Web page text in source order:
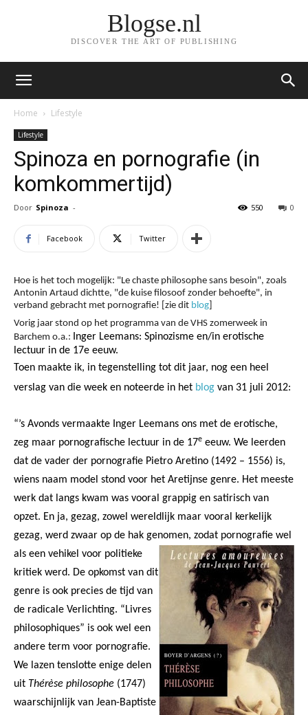
Blogse.nl
DISCOVER THE ART OF PUBLISHING
Home Lifestyle
Lifestyle
Spinoza en pornografie (in
komkommertijd)
Door Spinoza - 0
550
Facebook Twitter
Hoe is het toch mogelijk: "Le chaste philosophe sans besoin", zoals
Antonin Artaud dichtte, "de kuise filosoof zonder behoefte", in
verband gebracht met pornografie! [zie dit blog
Vorig jaar stond op het programma van de VHS zomerweek in
Barchem o.a.: Inger Leemans: Spinozisme en/in erotische
lectuur in de 17e eeuw.
Toen maakte ik, in tegenstelling tot dit jaar, nog een heel
verslag van die week en noteerde in het blog van 31 juli 2012:
“’s Avonds vermaakte Inger Leemans ons met de erotische,
zeg maar pornografische lectuur in de 17e eeuw. We leerden
dat de vader der pornografie Pietro Aretino (1492 – 1556) is,
wiens naam model stond voor het Aretijnse genre. Het meeste
werk dat langs kwam was vooral grappig en satirisch van
opzet. En ja, gezag, zowel wereldlijk maar vooral kerkelijk
gezag, werd zwaar op de hak genomen, zodat pornografie wel
als een vehikel voor politieke
kritiek werd. De opkomst van dit
genre is ook precies de tijd van
de radicale Verlichting. “Livres
philosophiques” is ook wel een
andere term voor pornografie.
We lazen tenslotte enige delen
uit Thérèse philosophe (1747)
waarschijnlijk van Jean-Baptiste